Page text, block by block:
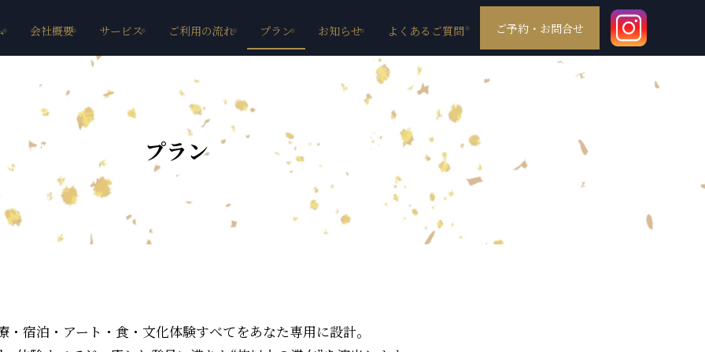
会社概要 サービス ご利用の流れ プラン お知らせ よくあるご質問 ご予約・お問合せ
プラン
・宿泊・アート・食・文化体験すべてをあなた専用に設計。